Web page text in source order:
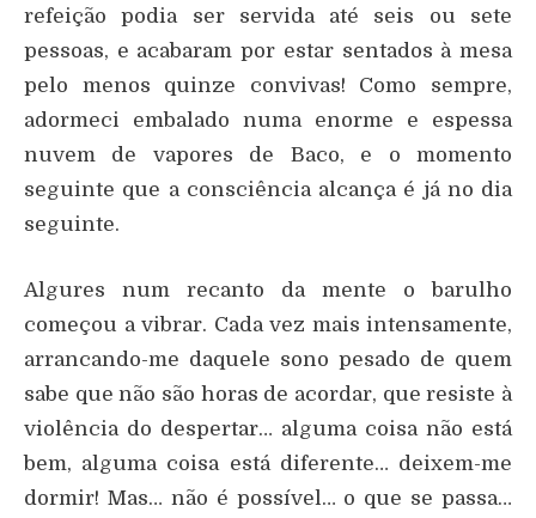
refeição podia ser servida até seis ou sete
pessoas, e acabaram por estar sentados à mesa
pelo menos quinze convivas! Como sempre,
adormeci embalado numa enorme e espessa
nuvem de vapores de Baco, e o momento
seguinte que a consciência alcança é já no dia
seguinte.
Algures num recanto da mente o barulho
começou a vibrar. Cada vez mais intensamente,
arrancando-me daquele sono pesado de quem
sabe que não são horas de acordar, que resiste à
violência do despertar… alguma coisa não está
bem, alguma coisa está diferente… deixem-me
dormir! Mas… não é possível… o que se passa…